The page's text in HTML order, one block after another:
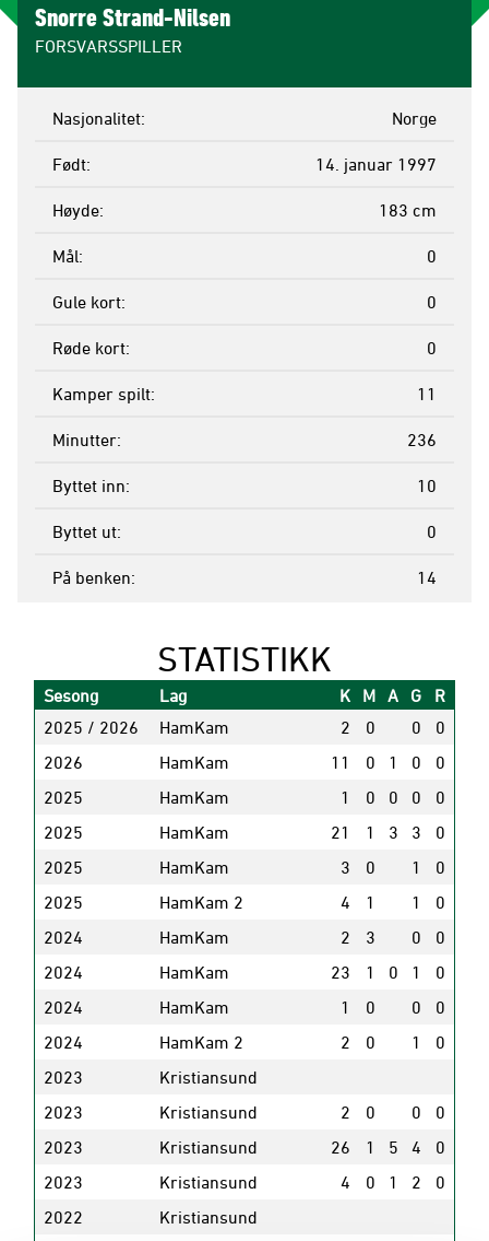
Snorre Strand-Nilsen
FORSVARSSPILLER
Nasjonalitet Norge
Født 14. januar 1997
Høyde 183 cm
Mål 0
Gule kort 0
Røde kort 0
Kamper spilt 11
Minutter 236
Byttet inn 10
Byttet ut 0
På benken 14
STATISTIKK
Sesong Lag K M A G
R
2025 / 2026
HamKam 2 0 0
0
2026
HamKam 11 0 1 0
0
2025
HamKam 1 0 0 0
0
2025
HamKam 21 1 3 3
0
2025
HamKam 3 0 1
0
2025
HamKam 2 4 1 1
0
2024
HamKam 2 3 0
0
2024
HamKam 23 1 0 1
0
2024
HamKam 1 0 0
0
2024
HamKam 2 2 0 1
0
2023
Kristiansund
2023
Kristiansund 2 0 0
0
2023
Kristiansund 26 1 5 4
0
2023
Kristiansund 4 0 1 2
0
2022
Kristiansund